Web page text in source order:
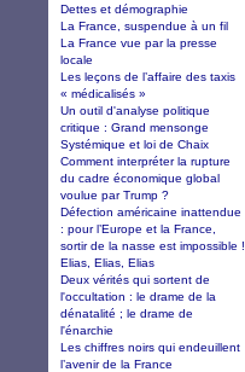
Dettes et démographie
La France, suspendue à un fil
La France vue par la presse
locale
Les leçons de l’affaire des taxis
« médicalisés »
Un outil d'analyse politique
critique : Grand mensonge
Systémique et loi de Chaix
Comment interpréter la rupture
du cadre économique global
voulue par Trump ?
Défection américaine inattendue
: pour l’Europe et la France,
sortir de la nasse est impossible !
Elias, Elias, Elias
Deux vérités qui sortent de
l'occultation : le drame de la
dénatalité ; le drame de
l'énarchie
Les chiffres noirs qui endeuillent
l’avenir de la France